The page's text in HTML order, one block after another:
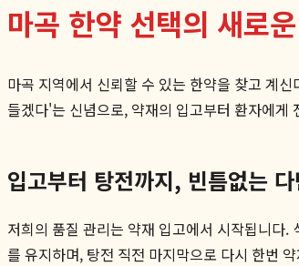
마곡 한약 선택의 새로
마곡 지역에서 신뢰할 수 있는 한약을 찾고 계
들겠다'는 신념으로, 약재의 입고부터 환자에
입고부터 탕전까지, 빈틈없는
저희의 품질 관리는 약재 입고에서 시작됩니다.
를 유지하며, 탕전 직전 마지막으로 다시 한번